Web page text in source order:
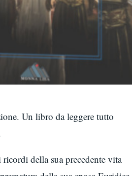
Un libro da leggere tutto
ricordi della sua precedente vita